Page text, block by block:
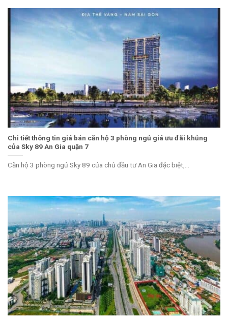
Chi tiết thông tin giá bán căn hộ 3 phòng ngủ giá ưu đãi khủng
của Sky 89 An Gia quận 7
Căn hộ 3 phòng ngủ Sky 89 của chủ đầu tư An Gia đặc biệt,...